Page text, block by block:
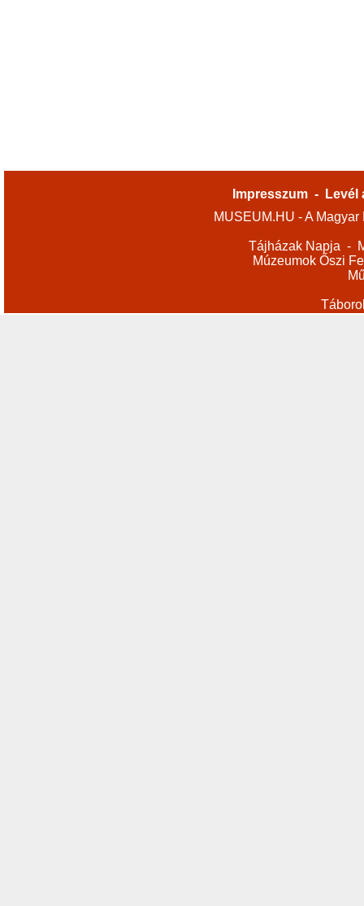
Impresszum -
Levél
MUSEUM.HU - A
Tájházak Napja -
Múzeumok Őszi